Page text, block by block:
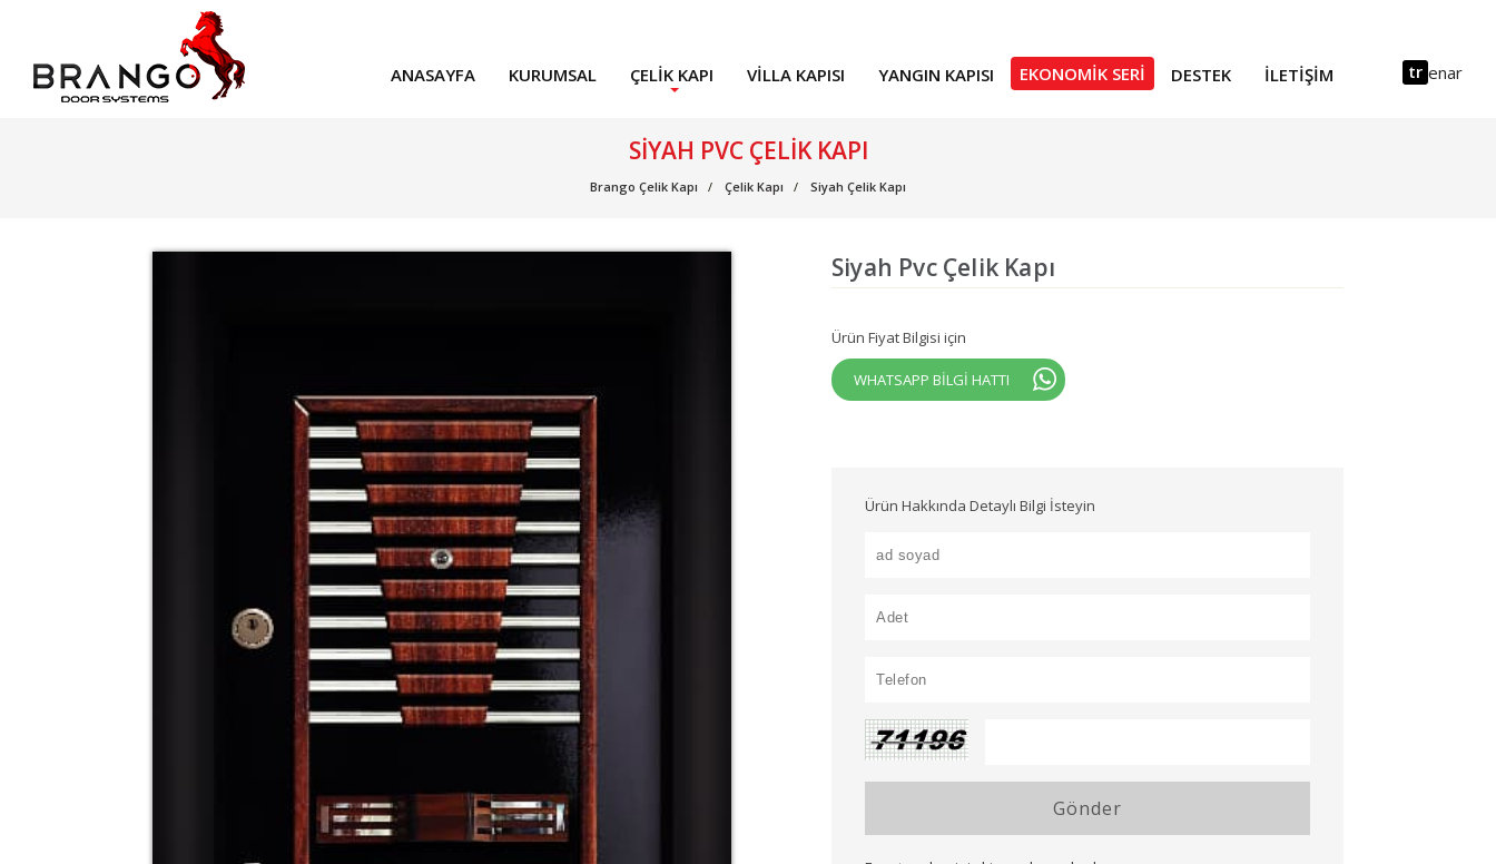
ANASAYFA KURUMSAL ÇELIK KAPI VILLA KAPISI YANGIN KAPISI EKONOMIK SERI DESTEK İLETIŞIM tr enar
SIYAH PVC ÇELIK KAPI
Brango Çelik Kapı Çelik Kapı Siyah Çelik Kapı
Siyah Pvc Çelik Kapı
Ürün Fiyat Bilgisi için
WHATSAPP BİLGİ HATTI
Ürün Hakkında Detaylı Bilgi İsteyin
Gönder